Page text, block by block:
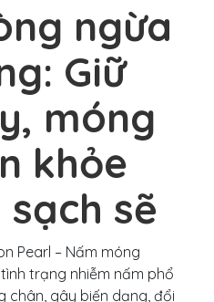
ngừa
Giữ
móng
khỏe
sẽ
Pearl – Nấm móng
trạng nhiễm nấm phổ
chân, gây biến dạng, đổi